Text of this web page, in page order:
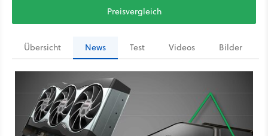
Preisvergleich
Übersicht News Test Videos Bilder